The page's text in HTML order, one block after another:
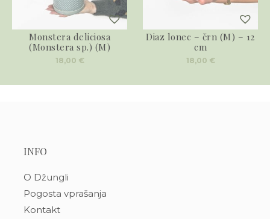
Monstera deliciosa
(Monstera sp.) (M)
18,00 €
Diaz lonec – črn (M) – 12
cm
18,00 €
INFO
O Džungli
Pogosta vprašanja
Kontakt